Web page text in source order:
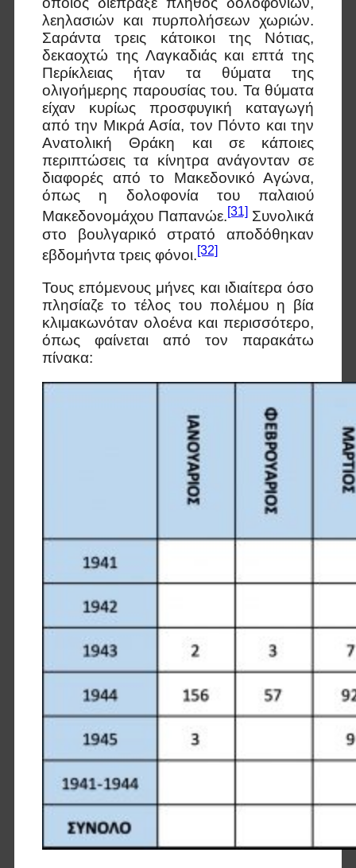
λεηλασιών και πυρπολήσεων χωριών.
Σαράντα τρεις κάτοικοι της Νότιας,
δεκαοχτώ της Λαγκαδιάς και επτά της
Περίκλειας ήταν τα θύματα της
ολιγοήμερης παρουσίας του. Τα θύματα
είχαν κυρίως προσφυγική καταγωγή
από την Μικρά Ασία, τον Πόντο και την
Ανατολική Θράκη και σε κάποιες
περιπτώσεις τα κίνητρα ανάγονταν σε
διαφορές από το Μακεδονικό Αγώνα,
όπως η δολοφονία του παλαιού
Μακεδονομάχου Παπανώε.[31]Συνολικά
στο βουλγαρικό στρατό αποδόθηκαν
εβδομήντα τρεις φόνοι.[32]
Τους επόμενους μήνες και ιδιαίτερα όσο
πλησίαζε το τέλος του πολέμου η βία
κλιμακωνόταν ολοένα και περισσότερο,
όπως φαίνεται από τον παρακάτω
πίνακα: